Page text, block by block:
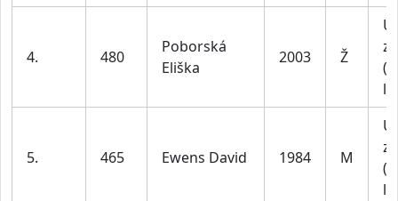
4. 480
Poborská
Eliška
2003 Ž
5. 465 Ewens David 1984 M